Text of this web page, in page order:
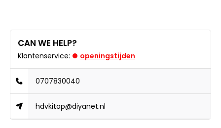
CAN WE HELP?
Klantenservice: openingstijden
0707830040
hdvkitap@diyanet.nl